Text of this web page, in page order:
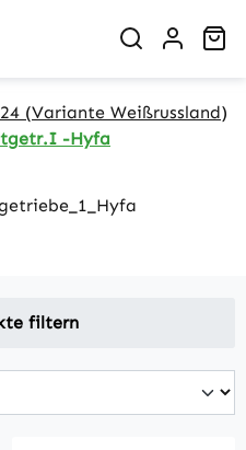
(Variante Weißrussland)
-Hyfa
filtern